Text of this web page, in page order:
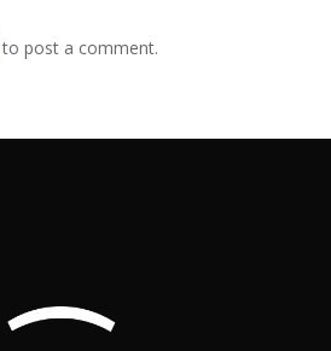
to post a comment.